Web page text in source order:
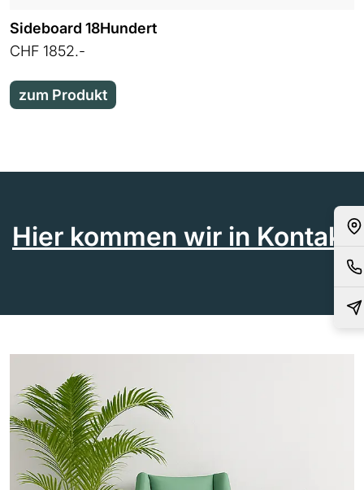
Sideboard 18Hundert
CHF 1852.-
zum Produkt
Hier kommen wir in Kontakt